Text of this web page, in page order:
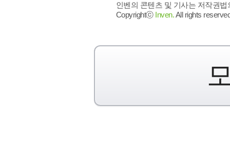
인벤의 콘텐츠 및 기사는 저작권
Copyrightⓒ Inven.All rights